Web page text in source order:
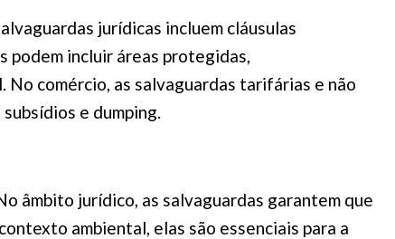
jurídicas incluem cláusulas
podem incluir áreas protegidas,
comércio, as salvaguardas tarifárias e não
e dumping.
âmbito jurídico, as salvaguardas garantem que
ambiental, elas são essenciais para a